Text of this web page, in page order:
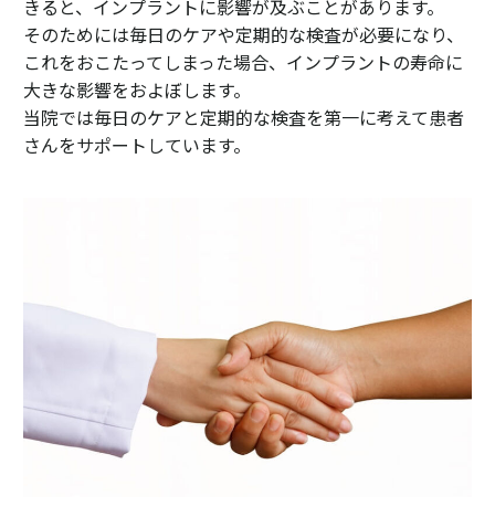
きると、インプラントに影響が及ぶことがあります。
そのためには毎日のケアや定期的な検査が必要になり、
これをおこたってしまった場合、インプラントの寿命に
大きな影響をおよぼします。
当院では毎日のケアと定期的な検査を第一に考えて患者
さんをサポートしています。